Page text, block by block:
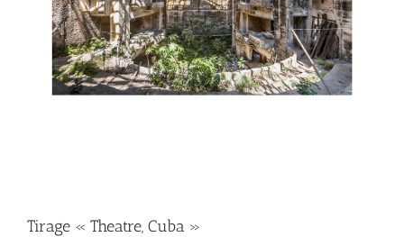
Tirage « Theatre, Cuba »